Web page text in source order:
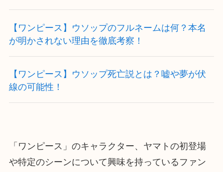
【ワンピース】ウソップのフルネームは何？本名
が明かされない理由を徹底考察！
【ワンピース】ウソップ死亡説とは？嘘や夢が伏
線の可能性！
「ワンピース」のキャラクター、ヤマトの初登場
や特定のシーンについて興味を持っているファン